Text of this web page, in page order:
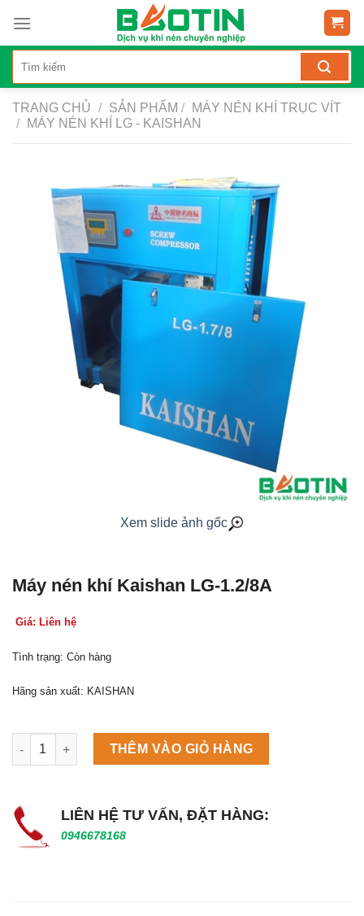
content
TRANG CHỦ / SẢN PHẨM /
MÁY NÉN KHÍ TRỤC VÍT
/
MÁY NÉN KHÍ LG - KAISHAN
Xem slide ảnh gốc
Máy nén khí Kaishan LG-1.2/8A
Giá: Liên hệ
Tình trạng: Còn hàng
Hãng sản xuất: KAISHAN
Máy làm đá viên Scotsman NW458AS số lượng
THÊM VÀO GIỎ HÀNG
LIÊN HỆ TƯ VẤN, ĐẶT HÀNG:
0946678168